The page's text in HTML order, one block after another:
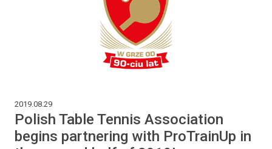
2019.08.29
Polish Table Tennis Association
begins partnering with ProTrainUp in